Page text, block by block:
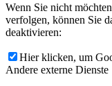
Wenn Sie nicht
verfolgen, können Sie
deaktivieren:
Hier klicken, um
Andere externe Dienste